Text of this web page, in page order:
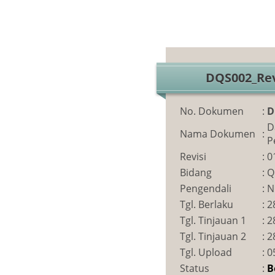
No. Dokumen :
Nama Dokumen :
Revisi
:
Bidang
:
Pengendali
:
Tgl. Berlaku
:
Tgl. Tinjauan 1
:
Tgl. Tinjauan 2
:
Tgl. Upload
:
Status
: